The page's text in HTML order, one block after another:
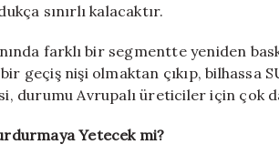
sınırlı kalacaktır.
farklı bir segmentte yeniden
geçiş nişi olmaktan çıkıp, bilhassa
durumu Avrupalı üreticiler için çok
Yetecek mi?